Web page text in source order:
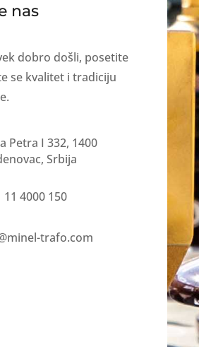
nas
dobro došli, posetite
se kvalitet i tradiciju
Petra I 332, 1400
Srbija
11 4000 150
trafo.com